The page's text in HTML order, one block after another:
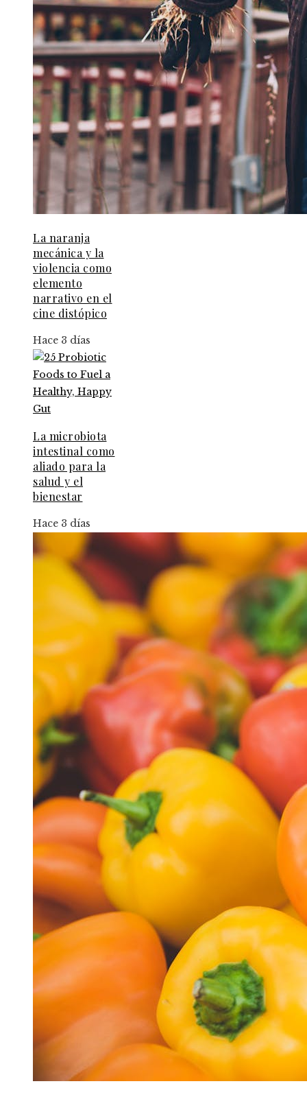
La naranja
mecánica y la
violencia como
elemento
narrativo en el
cine distópico
Hace 3 días
La microbiota
intestinal como
aliado para la
salud y el
bienestar
Hace 3 días